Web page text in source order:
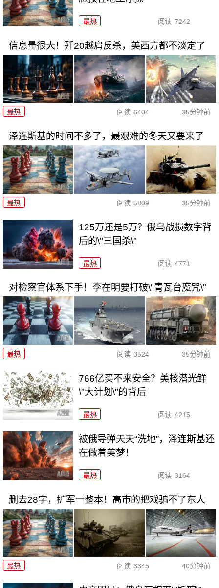
最热 阅读 7242
信息量很大！歼20越肩反杀，美西方都不淡定了
最热 阅读 6404 35分钟前
泽连斯基的时间不多了，最艰难的冬天又要来了
最热 阅读 5809 35分钟前
125万还是5万？俄乌战损数字背
后的\"三国杀\"
最热 阅读 4771
对检察官体系下手！李在明要打破\"青瓦台魔咒\"
最热 阅读 3524 35分钟前
766亿买不来安全？美核潜光鲜
\"大计划\"的背后
最热 阅读 4215
被俄导弹天天“洗地”，泽连斯基还
在做着美梦！
最热 阅读 3164
删去28字，扩军一整本！高市的把戏骗不了东大
最热 阅读 3345 40分钟前